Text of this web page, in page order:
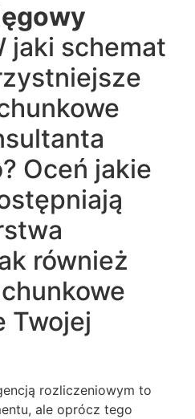
jaki schemat
Oceń jakie
również
Twojej
rozliczeniowym to
ale oprócz tego